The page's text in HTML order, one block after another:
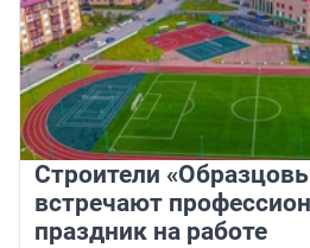
Строители
встречают
праздник на работе